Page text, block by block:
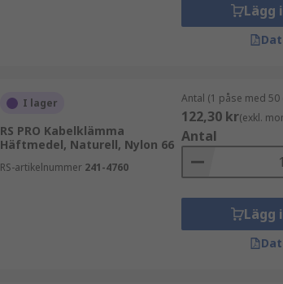
Lägg
I lager
RS PRO Kabelklämma
Häftmedel, Naturell, Nylon 66
RS-artikelnummer 241-4760
Antal (1 påse med 50
122,30 kr(exkl.
Antal
Lägg